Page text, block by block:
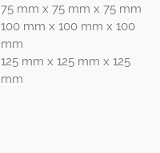
75 mm x 75 mm x 75 mm
100 mm x 100 mm x 100
mm
125 mm x 125 mm x 125
mm